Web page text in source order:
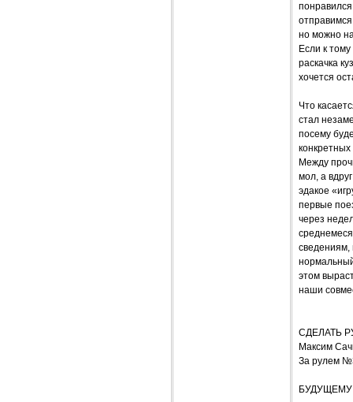
но можно
Если к
раскачка
хочется
Что
стал
посему
конкретных
Между
мол, а
эдакое
первые
через
сведениям,
этом
наши
СДЕЛАТЬ
Максим
За рулем